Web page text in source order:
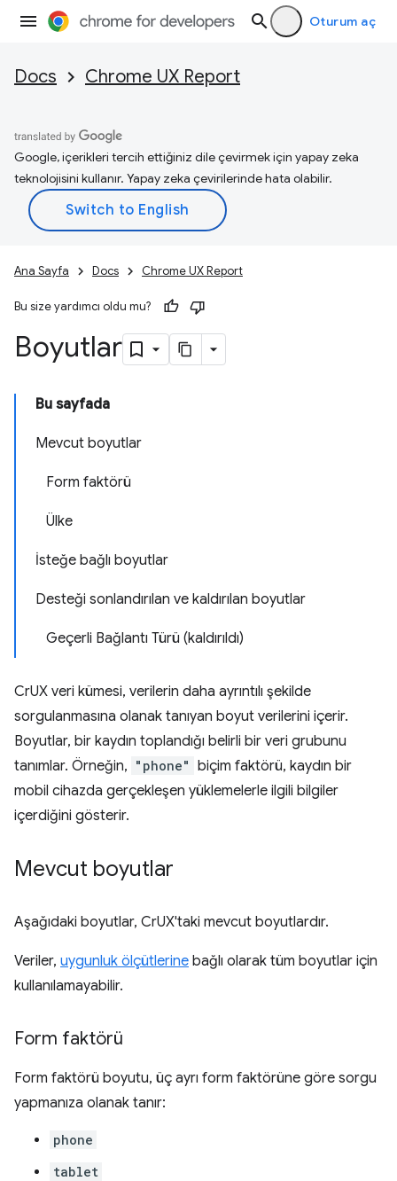
Oturum aç
Docs Chrome UX Report
Google, içerikleri tercih ettiğiniz dile çevirmek için yapay zeka
teknolojisini kullanır. Yapay zeka çevirilerinde hata olabilir.
Ana Sayfa Docs Chrome UX Report
Bu size yardımcı oldu mu?
Boyutlar
Bu sayfada
Mevcut boyutlar
Form faktörü
Ülke
İsteğe bağlı boyutlar
Desteği sonlandırılan ve kaldırılan boyutlar
Geçerli Bağlantı Türü (kaldırıldı)
CrUX veri kümesi, verilerin daha ayrıntılı şekilde
sorgulanmasına olanak tanıyan boyut verilerini içerir.
Boyutlar, bir kaydın toplandığı belirli bir veri grubunu
tanımlar. Örneğin, "phone" biçim faktörü, kaydın bir
mobil cihazda gerçekleşen yüklemelerle ilgili bilgiler
içerdiğini gösterir.
Mevcut boyutlar
Aşağıdaki boyutlar, CrUX'taki mevcut boyutlardır.
Veriler, uygunluk ölçütlerine bağlı olarak tüm boyutlar için
kullanılamayabilir.
Form faktörü
Form faktörü boyutu, üç ayrı form faktörüne göre sorgu
yapmanıza olanak tanır:
phone
tablet